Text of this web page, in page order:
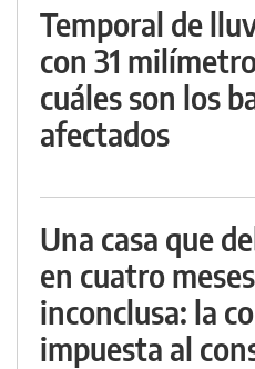
Temporal de
con 31
cuáles son los
afectados
Una casa que
en cuatro
inconclusa: la
impuesta al